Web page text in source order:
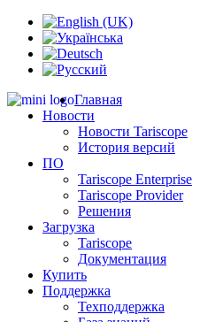
Главная
Новости
Новости Tariscope
История версий
ПО
Tariscope Enterprise
Tariscope Provider
Решения
Загрузка
Tariscope
Документация
Купить
Поддержка
Техподдержка